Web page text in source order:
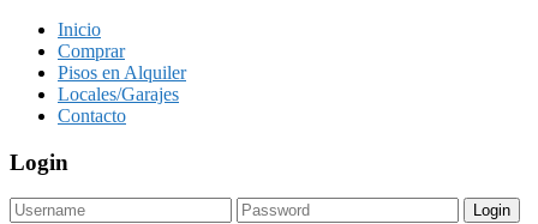
Inicio
Comprar
Pisos en Alquiler
Locales/Garajes
Contacto
Login
Login